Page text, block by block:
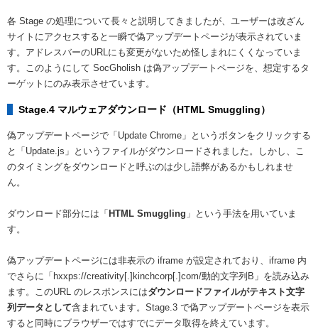
各 Stage の処理について長々と説明してきましたが、ユーザーは改ざん
サイトにアクセスすると一瞬で偽アップデートページが表示されていま
す。アドレスバーのURLにも変更がないため怪しまれにくくなっていま
す。このようにして SocGholish は偽アップデートページを、想定するタ
ーゲットにのみ表示させています。
Stage.4 マルウェアダウンロード（HTML Smuggling）
偽アップデートページで「Update Chrome」というボタンをクリックする
と「Update.js」というファイルがダウンロードされました。しかし、こ
のタイミングをダウンロードと呼ぶのは少し語弊があるかもしれませ
ん。
ダウンロード部分には「HTML Smuggling 」という手法を用いていま
す。
偽アップデートページには非表示の iframe が設定されており、iframe 内
でさらに「hxxps://creativity[.]kinchcorp[.]com/動的文字列B」を読み込み
ます。このURL のレスポンスにはダウンロードファイルがテキスト文字
列データとして含まれています。Stage.3 で偽アップデートページを表示
すると同時にブラウザーではすでにデータ取得を終えています。